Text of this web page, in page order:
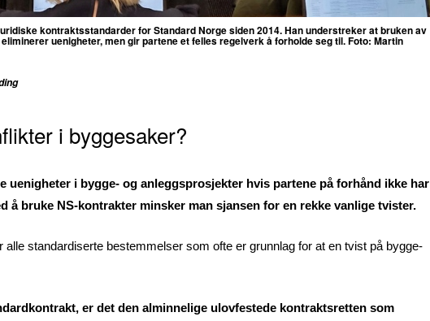
kontraktsstandarder for Standard Norge siden 2014. Han understreker at bruken av
uenigheter, men gir partene et felles regelverk å forholde seg til. Foto: Martin
i byggesaker?
uenigheter i bygge- og anleggsprosjekter hvis partene på forhånd ikke har
å bruke NS-kontrakter minsker man sjansen for en rekke vanlige tvister.
standardiserte bestemmelser som ofte er grunnlag for at en tvist på bygge-
er det den alminnelige ulovfestede kontraktsretten som